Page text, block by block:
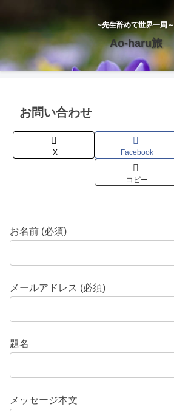
~先生辞めて世界一周～
Ao-haru旅
お問い合わせ
X Facebook
コピー
お名前 (必須)
メールアドレス (必須)
題名
メッセージ本文